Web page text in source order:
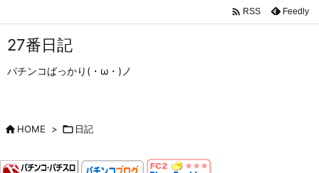
 RSS Feedly
27番日記
パチンコばっかり(・ω・)ノ
HOME >  日記